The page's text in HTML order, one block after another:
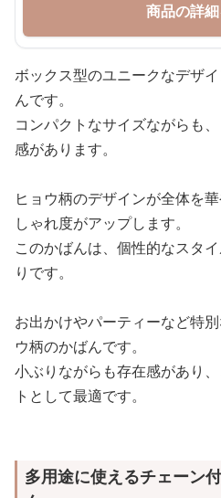
商品の詳
ボックス型のユニークなデザ
んです。
コンパクトなサイズながらも
感があります。
ヒョウ柄のデザインが全体を
しゃれ度がアップします。
このかばんは、個性的なスタ
りです。
お出かけやパーティーなど特
ウ柄のかばんです。
小ぶりながらも存在感があり
トとして最適です。
多用途に使えるチェーン